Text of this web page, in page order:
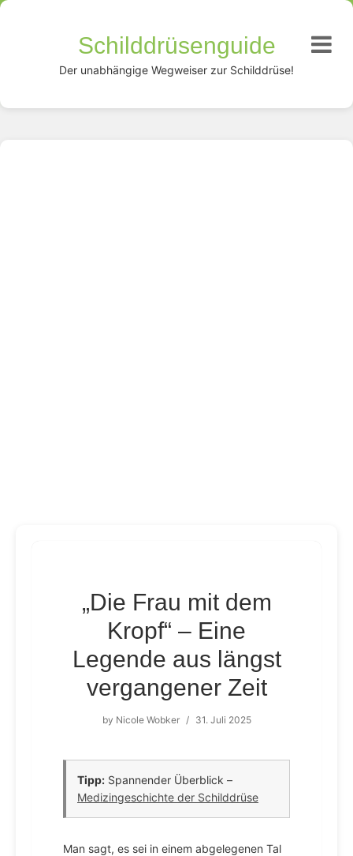
Schilddrüsenguide
Der unabhängige Wegweiser zur Schilddrüse!
„Die Frau mit dem
Kropf“ – Eine
Legende aus längst
vergangener Zeit
by Nicole Wobker / 31. Juli 2025
Tipp: Spannender Überblick –
Medizingeschichte der Schilddrüse
Man sagt, es sei in einem abgelegenen Tal